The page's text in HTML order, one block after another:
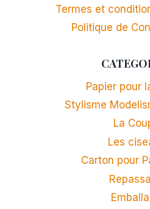
Termes et
Politique de
Papier pour
Stylisme
La
Les
Carton pour